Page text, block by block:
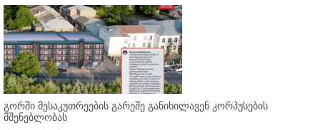
გორში მესაკუთრეების გარეშე განიხილავენ კორპუსების
მშენებლობას